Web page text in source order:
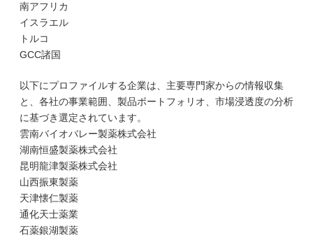
南アフリカ
イスラエル
トルコ
GCC諸国
以下にプロファイルする企業は、主要専門家からの情報収集
と、各社の事業範囲、製品ポートフォリオ、市場浸透度の分析
に基づき選定されています。
雲南バイオバレー製薬株式会社
湖南恒盛製薬株式会社
昆明龍津製薬株式会社
山西振東製薬
天津懐仁製薬
通化天士薬業
石薬銀湖製薬